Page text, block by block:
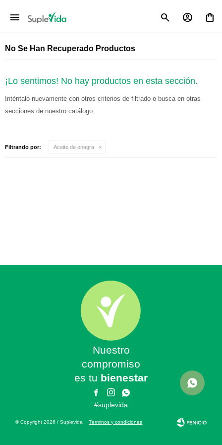
menu
No Se Han Recuperado Productos
¡Lo sentimos! No hay productos en esta sección.
Inténtalo nuevamente con otros criterios de filtrado o busca en otras
secciones de nuestro catálogo.
Filtrando por: Aceite de onagra
Nuestro
compromiso
es tu bienestar
 

#suplevida
© Copyright 2026 / SuplevidaTérminos y condiciones